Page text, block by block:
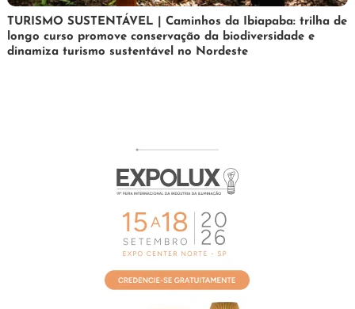
24
de
fevereiro
Maurilio
TURISMO SUSTENTÁVEL | Caminhos da Ibiapaba: trilha de
longo curso promove conservação da biodiversidade e
dinamiza turismo sustentável no Nordeste